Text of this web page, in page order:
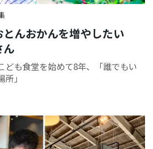
とんおかんを増やしたい
ん
ども食堂を始めて8年、「誰でもい
」